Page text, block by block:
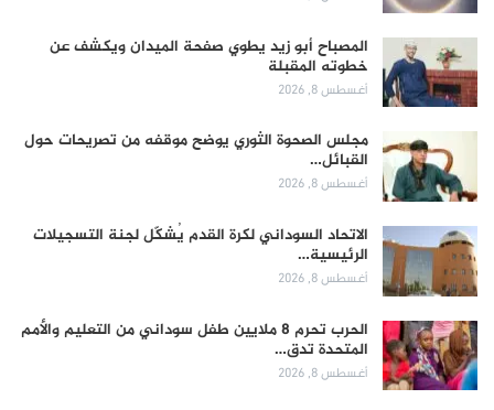
المصباح أبو زيد يطوي صفحة الميدان ويكشف عن
خطوته المقبلة
أغسطس 8, 2026
مجلس الصحوة الثوري يوضح موقفه من تصريحات حول
القبائل…
أغسطس 8, 2026
الاتحاد السوداني لكرة القدم يُشكّل لجنة التسجيلات
الرئيسية…
أغسطس 8, 2026
الحرب تحرم 8 ملايين طفل سوداني من التعليم والأمم
المتحدة تدق…
أغسطس 8, 2026